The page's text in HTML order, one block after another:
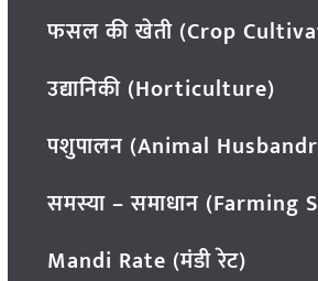
फसल की खेती (Crop
उद्यानिकी (Horticulture)
पशुपालन (Animal
समस्या – समाधान (Farming
Mandi Rate (मंडी रेट)